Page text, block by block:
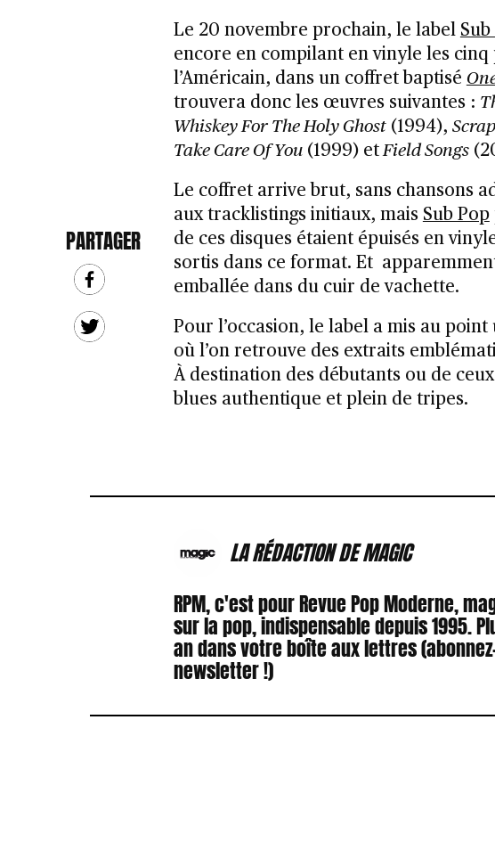
PARTAGER
Le 20 novembre prochain, le label
encore en compilant en vinyle les
l’Américain, dans un coffret baptisé
trouvera donc les œuvres suivantes :
Whiskey For The Holy Ghost(1994),
Take Care Of You(1999) etField Songs
Le coffret arrive brut, sans chansons
aux tracklistings initiaux, mais Sub Pop
de ces disques étaient épuisés en
sortis dans ce format. Et
emballée dans du cuir de vachette.
Pour l’occasion, le label a mis au
où l’on retrouve des extraits
À destination des débutants ou de
blues authentique et plein de tripes.
LA RÉDACTION DE MAGIC
RPM, c'est pour Revue Pop Moderne,
sur la pop, indispensable depuis 1995.
an dans votre boîte aux lettres
newsletter !)